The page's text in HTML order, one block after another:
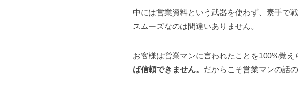
中には営業資料という武器を使わず、素手で
スムーズなのは間違いありません。
お客様は営業マンに言われたことを100%覚え
ば信頼できません。 だからこそ営業マンの話